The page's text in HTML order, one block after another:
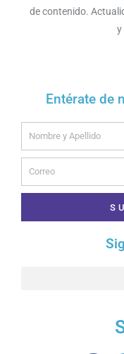
de contenido.
y
Entérate de